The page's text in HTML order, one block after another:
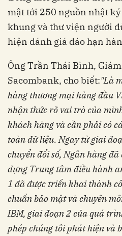
mật tới 250 nguồn nhật
khung và thư viện người
hiện đánh giá đáo hạn
ÔngTrần Thái Bình,
Sacombank, cho biết:"Là
hàng thương mại hàng đầu
nhận thức rõ vai trò của
khách hàng và cần phải có
toàn dữ liệu. Ngay từ giai
chuyển đổi số,Ngân hàng đã
dựng Trung tâm điều hành
1 đã được triển khai thành
chuẩn bảo mật và chuyên
IBM, giai đoạn 2 của quá
phép chúng tôi phát hiện và